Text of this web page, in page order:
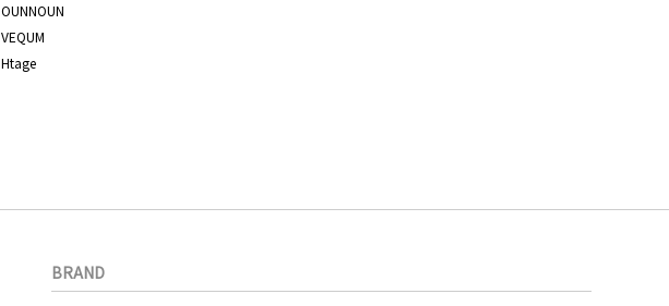
OUNNOUN
VEQUM
Htage
BRAND